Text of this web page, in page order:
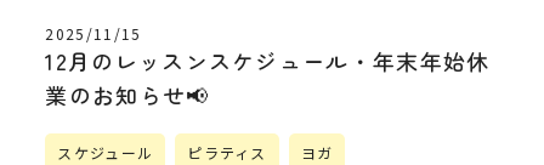
2025/11/15
12月のレッスンスケジュール・年末年始休
業のお知らせ📢
スケジュール ピラティス ヨガ